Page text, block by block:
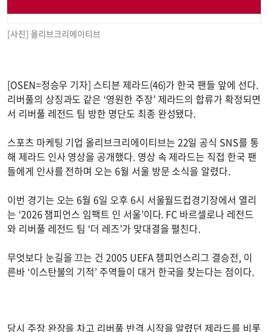
[사진] 올리브크리에이티브
[OSEN=정승우 기자] 스티븐 제라드(46)가 한국 팬들 앞에 선다.
리버풀의 상징과도 같은 ‘영원한 주장’ 제라드의 합류가 확정되면
서 리버풀 레전드 팀 방한 명단도 최종 완성됐다.
스포츠 마케팅 기업 올리브크리에이티브는 22일 공식 SNS를 통
해 제라드 인사 영상을 공개했다. 영상 속 제라드는 직접 한국 팬
들에게 인사를 전하며 오는 6월 서울 방문 소식을 알렸다.
이번 경기는 오는 6월 6일 오후 6시 서울월드컵경기장에서 열리
는 ‘2026 챔피언스 임팩트 인 서울’이다. FC 바르셀로나 레전드
와 리버풀 레전드 팀 ‘더 레즈’가 맞대결을 펼친다.
무엇보다 눈길을 끄는 건 2005 UEFA 챔피언스리그 결승전, 이
른바 ‘이스탄불의 기적’ 주역들이 대거 한국을 찾는다는 점이다.
당시 주장 완장을 차고 리버풀 반격 시작을 알렸던 제라드를 비롯